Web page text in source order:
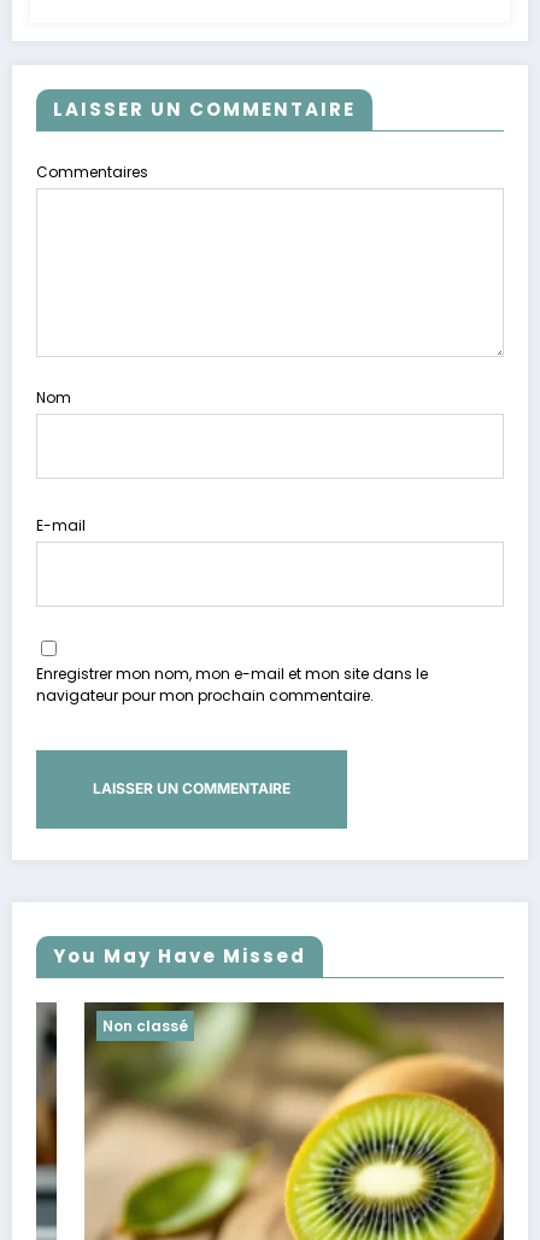
LAISSER UN COMMENTAIRE
Commentaires
Nom
E-mail
Enregistrer mon nom, mon e-mail et mon site dans le
navigateur pour mon prochain commentaire.
You May Have Missed
Non classé